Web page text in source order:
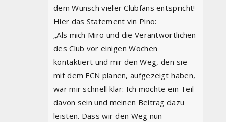
dem Wunsch vieler Clubfans entspricht!
Hier das Statement vin Pino:
„Als mich Miro und die Verantwortlichen
des Club vor einigen Wochen
kontaktiert und mir den Weg, den sie
mit dem FCN planen, aufgezeigt haben,
war mir schnell klar: Ich möchte ein Teil
davon sein und meinen Beitrag dazu
leisten. Dass wir den Weg nun